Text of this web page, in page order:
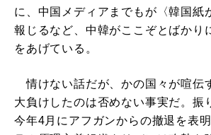
に、中国メディアまでもが〈韓国紙
報じるなど、中韓がここぞとばかり
をあげている。
情けない話だが、かの国々が喧伝
大負けしたのは否めない事実だ。振
今年4月にアフガンからの撤退を表